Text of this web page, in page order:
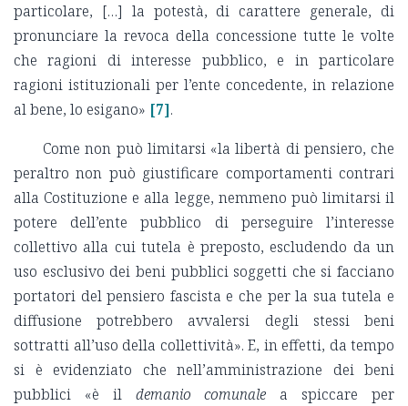
particolare, […] la potestà, di carattere generale, di
pronunciare la revoca della concessione tutte le volte
che ragioni di interesse pubblico, e in particolare
ragioni istituzionali per l’ente concedente, in relazione
al bene, lo esigano» [7].
Come non può limitarsi «la libertà di pensiero, che
peraltro non può giustificare comportamenti contrari
alla Costituzione e alla legge, nemmeno può limitarsi il
potere dell’ente pubblico di perseguire l’interesse
collettivo alla cui tutela è preposto, escludendo da un
uso esclusivo dei beni pubblici soggetti che si facciano
portatori del pensiero fascista e che per la sua tutela e
diffusione potrebbero avvalersi degli stessi beni
sottratti all’uso della collettività». E, in effetti, da tempo
si è evidenziato che nell’amministrazione dei beni
pubblici «è il demanio comunale a spiccare per